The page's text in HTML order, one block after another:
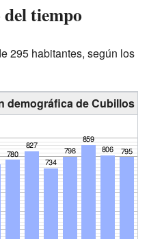
tiempo
295 habitantes, según los
demográfica de Cubillos